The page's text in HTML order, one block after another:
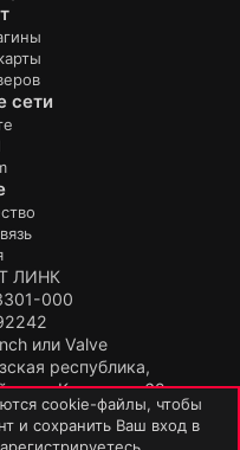
сети
ЛИНК
000
или Valve
республика,
ул.Киевская, 62
2026.
ВЕРХ
cookie-файлы, чтобы
и сохранить Ваш вход в